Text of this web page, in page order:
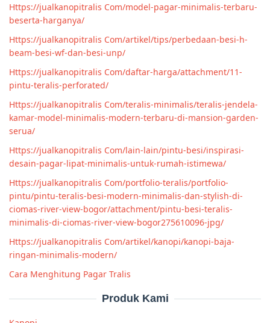
Https://jualkanopitralis Com/model-pagar-minimalis-terbaru-
beserta-harganya/
Https://jualkanopitralis Com/artikel/tips/perbedaan-besi-h-
beam-besi-wf-dan-besi-unp/
Https://jualkanopitralis Com/daftar-harga/attachment/11-
pintu-teralis-perforated/
Https://jualkanopitralis Com/teralis-minimalis/teralis-jendela-
kamar-model-minimalis-modern-terbaru-di-mansion-garden-
serua/
Https://jualkanopitralis Com/lain-lain/pintu-besi/inspirasi-
desain-pagar-lipat-minimalis-untuk-rumah-istimewa/
Https://jualkanopitralis Com/portfolio-teralis/portfolio-
pintu/pintu-teralis-besi-modern-minimalis-dan-stylish-di-
ciomas-river-view-bogor/attachment/pintu-besi-teralis-
minimalis-di-ciomas-river-view-bogor275610096-jpg/
Https://jualkanopitralis Com/artikel/kanopi/kanopi-baja-
ringan-minimalis-modern/
Cara Menghitung Pagar Tralis
Produk Kami